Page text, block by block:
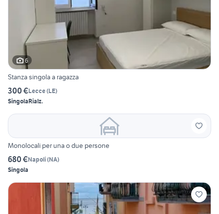
6
Stanza singola a ragazza
300 €Lecce(LE)
SingolaRialz.
Monolocali per una o due persone
680 €Napoli(NA)
Singola